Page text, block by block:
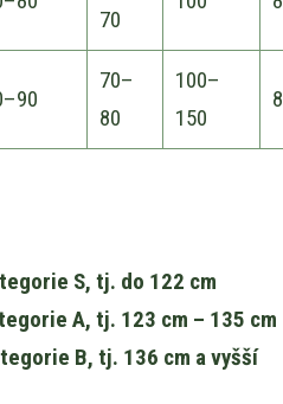
70
70–
80
100–
150
8
S, tj. do 122 cm
A, tj. 123 cm – 135 cm
B, tj. 136 cm a vyšší